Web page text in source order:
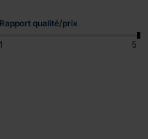
Rapport qualité/prix
1
5